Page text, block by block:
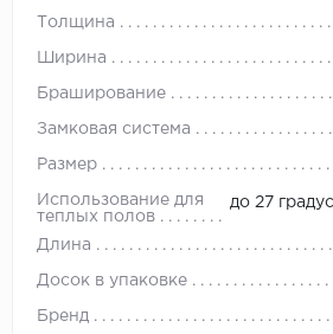
Толщина
Ширина
Браширование
Замковая система
Размер
Использование для
теплых полов
до 27
Длина
Досок в упаковке
Бренд